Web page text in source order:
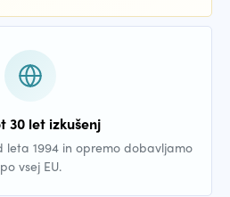
30 let izkušenj
leta 1994 in opremo dobavljamo
po vsej EU.